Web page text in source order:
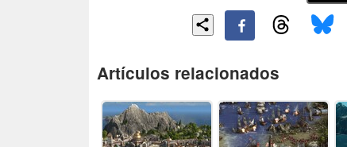
Artículos relacionados